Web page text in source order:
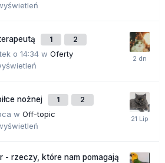
1 2
o 14:34 w Oferty
nożnej 1 2
w Off-topic
- rzeczy, które nam pomagają